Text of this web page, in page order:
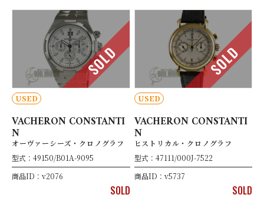
SOLD
USED
VACHERON CONSTANTI
N
オーヴァーシーズ・クロノグラフ
型式：49150/B01A-9095
商品ID：v2076
SOLD
SOLD
USED
VACHERON CONSTANTI
N
ヒストリカル・クロノグラフ
型式：47111/000J-7522
商品ID：v5737
SOLD